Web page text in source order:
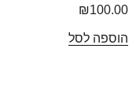
₪100.00
הוספה לסל